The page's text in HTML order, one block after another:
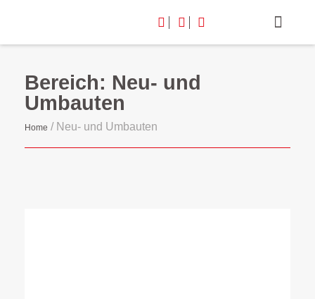
Bereich: Neu- und
Umbauten
Home / Neu- und Umbauten